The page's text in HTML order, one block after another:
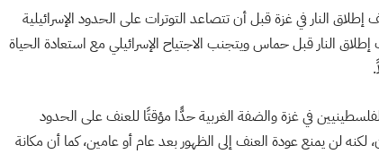
النار في غزة قبل أن تتصاعد التوترات على الحدود الإسرائيلية
إطلاق النار قبل حماس ويتجنب الاجتياح الإسرائيلي مع استعادة الحياة
في غزة والضفة الغربية حدًّا مؤقتًا للعنف على الحدود
لكنه لن يمنع عودة العنف إلى الظهور بعد عام أو عامين، كما أن مكانة